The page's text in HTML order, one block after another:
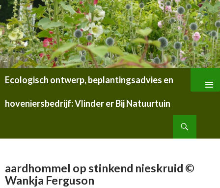
Ecologisch ontwerp, beplantingsadvies en
hoveniersbedrijf: Vlinder er Bij Natuurtuin
NAAR
INHOUD
aardhommel op stinkend nieskruid ©
Wankja Ferguson